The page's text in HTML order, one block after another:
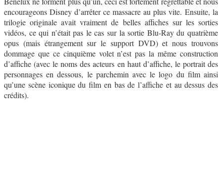
encourageons Disney d’arrêter ce massacre au plus vite. Ensuite, la
trilogie originale avait vraiment de belles affiches sur les sorties
vidéos, ce qui n’était pas le cas sur la sortie Blu-Ray du quatrième
opus (mais étrangement sur le support DVD) et nous trouvons
dommage que ce cinquième volet n’est pas la même construction
d’affiche (avec le noms des acteurs en haut d’affiche, le portrait des
personnages en dessous, le parchemin avec le logo du film ainsi
qu’une scène iconique du film en bas de l’affiche et au dessus des
crédits).